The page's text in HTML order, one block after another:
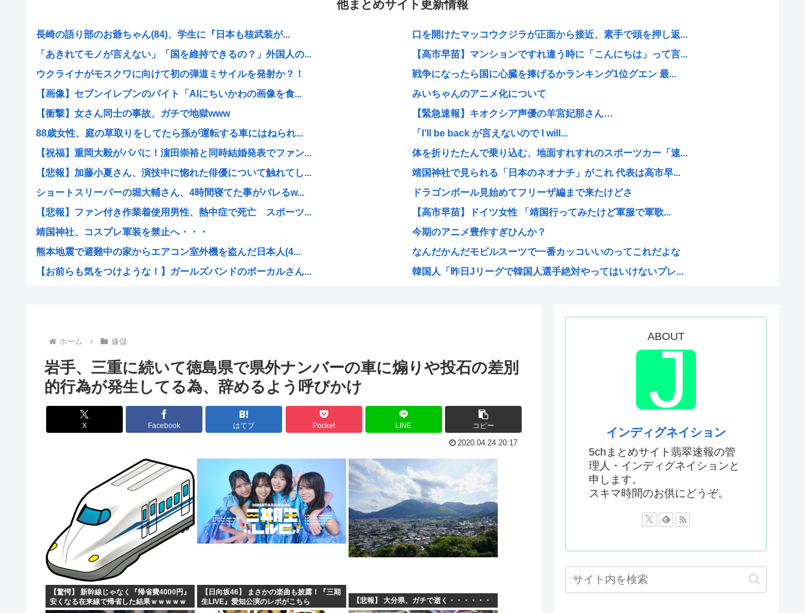
他まとめサイト更新情報
長崎の語り部のお爺ちゃん(84)、学生に『日本も核武装が...
「あきれてモノが言えない」「国を維持できるの？」外国人の...
ウクライナがモスクワに向けて初の弾道ミサイルを発射か？！
【画像】セブンイレブンのバイト「AIにちいかわの画像を食...
【衝撃】女さん同士の事故、ガチで地獄www
88歳女性、庭の草取りをしてたら孫が運転する車にはねられ...
【祝福】重岡大毅がパパに！濵田崇裕と同時結婚発表でファン...
【悲報】加藤小夏さん、演技中に惚れた俳優について触れてし...
ショートスリーパーの堀大輔さん、4時間寝てた事がバレるw...
【悲報】ファン付き作業着使用男性、熱中症で死亡 スポーツ...
靖国神社、コスプレ軍装を禁止へ・・・
熊本地震で避難中の家からエアコン室外機を盗んだ日本人(4...
【お前らも気をつけような！】ガールズバンドのボーカルさん...
【高市早苗】靖国神社「神社内で日本軍の服着たりするのやめ...
【悲報】レズ「女と付き合うの地獄すぎる、男はどうやって耐...
【悲報】八王子の夏祭り、衛生管理終わってた
【悲報】ショートスリーパー堀、誹謗中傷を受けて突然泣き出...
台風15号｢チャンホン｣の進路なんやねんこれ
【悲報】「シャトレーゼ」とか言う店名、フランス人に馬鹿に...
琵琶湖三市同時花火大会、開催中止を発表 場所時刻不明・許...
高市早苗のニュース記事、コメント欄閉鎖…
【悲報】令和最新の浴衣、痴女呼ばわりされる
先日エアコンの効きが悪いと右往左往してた奴やが
【悲報】鬼滅があそこまでヒットしたのってやっぱ「ノイズ」...
【画像】日本人さん銀だこ88円乞食になってしまう
口を開けたマッコウクジラが正面から接近、素手で頭を押し返...
【高市早苗】マンションですれ違う時に「こんにちは」って言...
戦争になったら国に心臓を捧げるかランキング1位グエン 最...
みいちゃんのアニメ化について
【緊急速報】キオクシア声優の羊宮妃那さん…
「I’ll be back が言えないので I will...
体を折りたたんで乗り込む、地面すれすれのスポーツカー「速...
靖国神社で見られる「日本のネオナチ」がこれ 代表は高市早...
ドラゴンボール見始めてフリーザ編まで来たけどさ
【高市早苗】ドイツ女性 「靖国行ってみたけど軍服で軍歌...
今期のアニメ豊作すぎひんか？
なんだかんだモビルスーツで一番カッコいいのってこれだよな
韓国人「昨日Jリーグで韓国人選手絶対やってはいけないプレ...
【画像】「生徒会にも穴はある！」を全く知らない人にアニメ...
音楽生成AI「Suno」著作権侵害判決 人「人の曲を聴き...
海外「今年、夏の暑さが厳しい日本でこんなものが売れてるら...
海外「神アニメだわ」2026年夏アニメ海外人気ランキング...
ハンターハンター、メインヒロインがいない
韓国人「韓国のイメージ失墜は免れないのか？2011〜12...
進次郎「辺野古の事故ガー!」 記者「米兵がレ●プしました...
高市政権の消費税減税に反対している9人の自民党議員が全て...
ワイ（神絵師）が絵描いたから見てや
ドラゴンボールのセル編、あまりにも戦犯が多すぎるwww
靖国神社「軍服のコスプレやめろ、"慰霊"の意味考えろ」
ネトウヨ「在日特権やばい。働かずに年間600万円もらって...
【画像】けいおんキャラのヌードwww
日本人「失われた30年ヤバいだろ…貧乏になりすぎ…もう愛...
ホーム 嫌儲
岩手、三重に続いて徳島県で県外ナンバーの車に煽りや投石の差別
的行為が発生してる為、辞めるよう呼びかけ
X Facebook はてブ Pocket LINE コピー
2020.04.24 20:17
【驚愕】 新幹線じゃなく『帰省費4000円』
安くなる在来線で帰省した結果ｗｗｗｗｗ
【日向坂46】 まさかの楽曲も披露！『三期
生LIVE』愛知公演のレポがこちら
【悲報】 大分県、ガチで逝く・・・・・・
ABOUT
インディグネイション
5chまとめサイト翡翠速報の管
理人・インディグネイションと
申します。
スキマ時間のお供にどうぞ。